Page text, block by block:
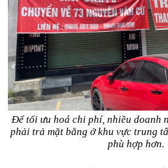
Để tối ưu hoá chi phí, nhiều doanh
phải trả mặt bằng ở khu vực trung
phù hợp hơn.